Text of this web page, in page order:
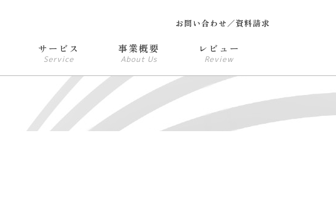
お問い合わせ／資料請求
サービス
Service
事業概要
About Us
レビュー
Review